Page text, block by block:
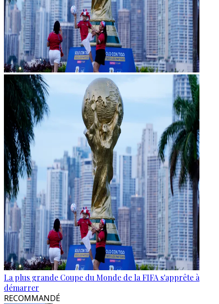
La plus grande Coupe du Monde de la FIFA s'apprête à
démarrer
RECOMMANDÉ